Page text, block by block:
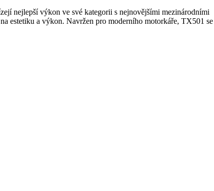
nejlepší výkon ve své kategorii s nejnovějšími mezinárodními
estetiku a výkon. Navržen pro moderního motorkáře, TX501 se